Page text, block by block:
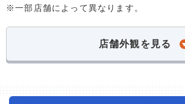
※一部店舗によって異なります。
店舗外観を見る